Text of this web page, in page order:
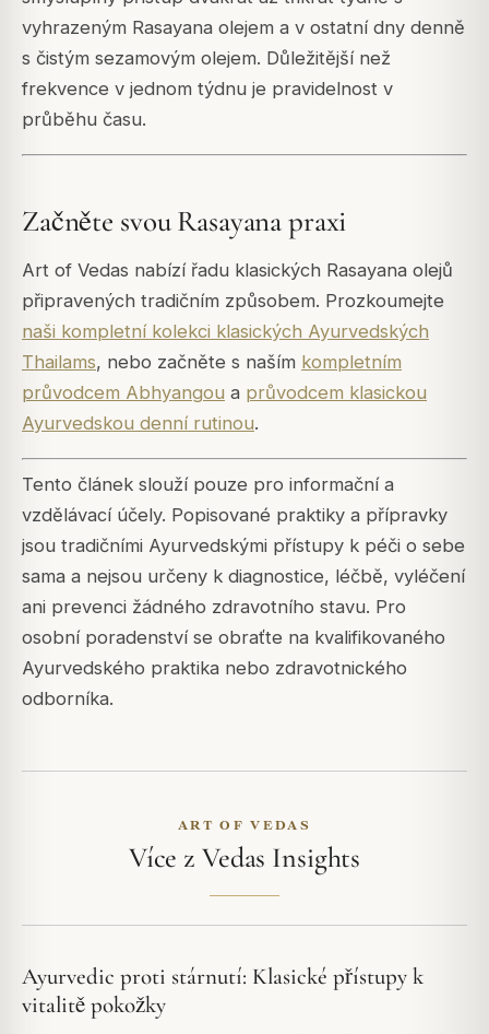
vyhrazeným Rasayana olejem a v ostatní dny denně
s čistým sezamovým olejem. Důležitější než
frekvence v jednom týdnu je pravidelnost v
průběhu času.
Začněte svou Rasayana praxi
Art of Vedas nabízí řadu klasických Rasayana olejů
připravených tradičním způsobem. Prozkoumejte
naši kompletní kolekci klasických Ayurvedských
Thailams, nebo začněte s naším kompletním
průvodcem Abhyangou a průvodcem klasickou
Ayurvedskou denní rutinou.
Tento článek slouží pouze pro informační a
vzdělávací účely. Popisované praktiky a přípravky
jsou tradičními Ayurvedskými přístupy k péči o sebe
sama a nejsou určeny k diagnostice, léčbě, vyléčení
ani prevenci žádného zdravotního stavu. Pro
osobní poradenství se obraťte na kvalifikovaného
Ayurvedského praktika nebo zdravotnického
odborníka.
ART OF VEDAS
Více z Vedas Insights
Ayurvedic proti stárnutí: Klasické přístupy k
vitalitě pokožky